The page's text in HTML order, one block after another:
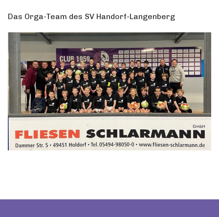
Das Orga-Team des SV Handorf-Langenberg